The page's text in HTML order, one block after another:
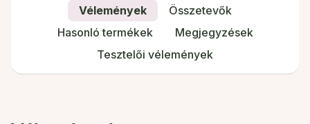
Vélemények
Összetevők
Hasonló termékek
Megjegyzések
Tesztelői vélemények